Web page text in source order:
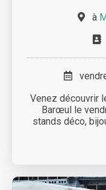
à
Venez découvrir
Barœul le
stands déco,